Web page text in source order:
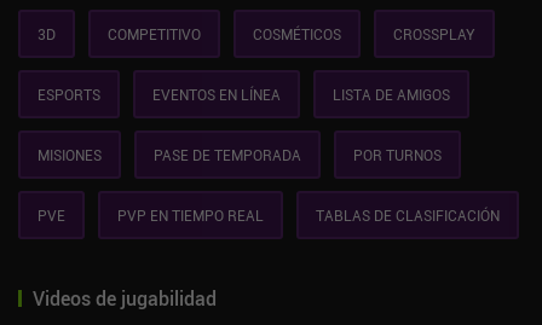
3D COMPETITIVO COSMÉTICOS CROSSPLAY
ESPORTS EVENTOS EN LÍNEA LISTA DE AMIGOS
MISIONES PASE DE TEMPORADA POR TURNOS
PVE PVP EN TIEMPO REAL TABLAS DE CLASIFICACIÓN
Videos de jugabilidad